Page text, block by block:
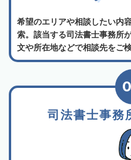
希望のエリアや相談したい内
索。該当する司法書士事務所
文や所在地などで相談先をご
司法書士事務